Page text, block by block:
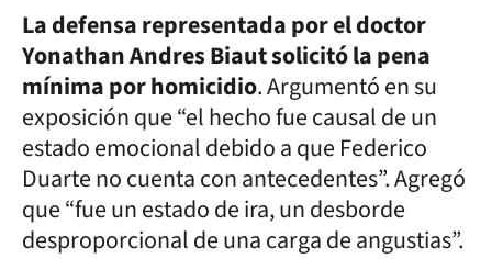
La defensa representada por el doctor
Yonathan Andres Biaut solicitó la pena
mínima por homicidio. Argumentó en su
exposición que “el hecho fue causal de un
estado emocional debido a que Federico
Duarte no cuenta con antecedentes”. Agregó
que “fue un estado de ira, un desborde
desproporcional de una carga de angustias”.